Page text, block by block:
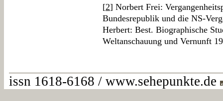
[2] Norbert Frei:
Bundesrepublik und die NS-
Herbert: Best. Biographische
Weltanschauung und Vernunft
issn 1618-6168 / www.sehepunkte.de